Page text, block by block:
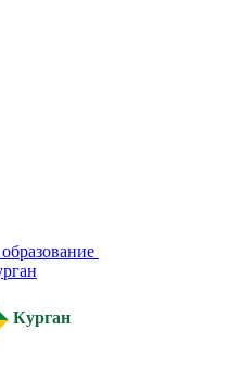
Курган